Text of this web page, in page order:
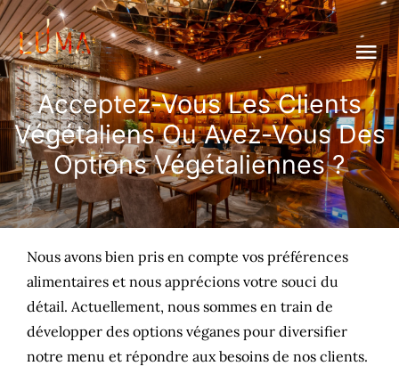
Passer
au
contenu
Home
Galerie
Menu
leopard Sessions
Acceptez-Vous Les Clients
Végétaliens Ou Avez-Vous Des
Options Végétaliennes ?
Nous avons bien pris en compte vos préférences
alimentaires et nous apprécions votre souci du
détail. Actuellement, nous sommes en train de
développer des options véganes pour diversifier
notre menu et répondre aux besoins de nos clients.